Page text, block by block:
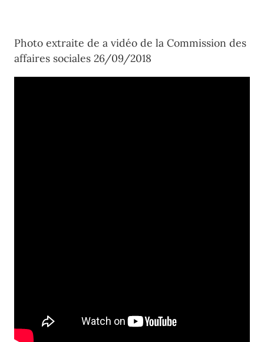
Photo extraite de a vidéo de la Commission des
affaires sociales 26/09/2018